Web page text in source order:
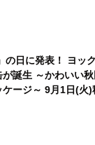
の日に発表！ ヨッ
誕生 ～かわいい
ージ～ 9月1日(火)